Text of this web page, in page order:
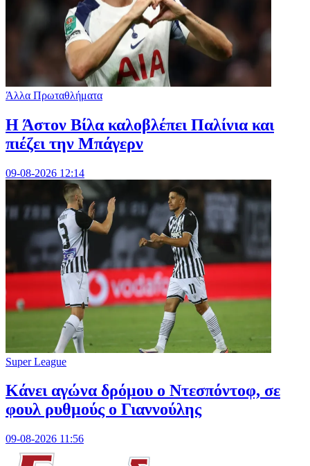
Άλλα Πρωταθλήματα
Η Άστον Βίλα καλοβλέπει Παλίνια και
πιέζει την Μπάγερν
09-08-2026 12:14
Super League
Kάνει αγώνα δρόμου ο Ντεσπόντοφ, σε
φουλ ρυθμούς ο Γιαννούλης
09-08-2026 11:56